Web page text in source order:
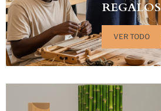
REGALOS
VER TODO